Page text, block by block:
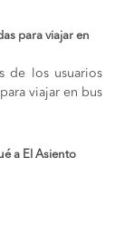
para viajar en
de los usuarios
viajar en bus
a El Asiento